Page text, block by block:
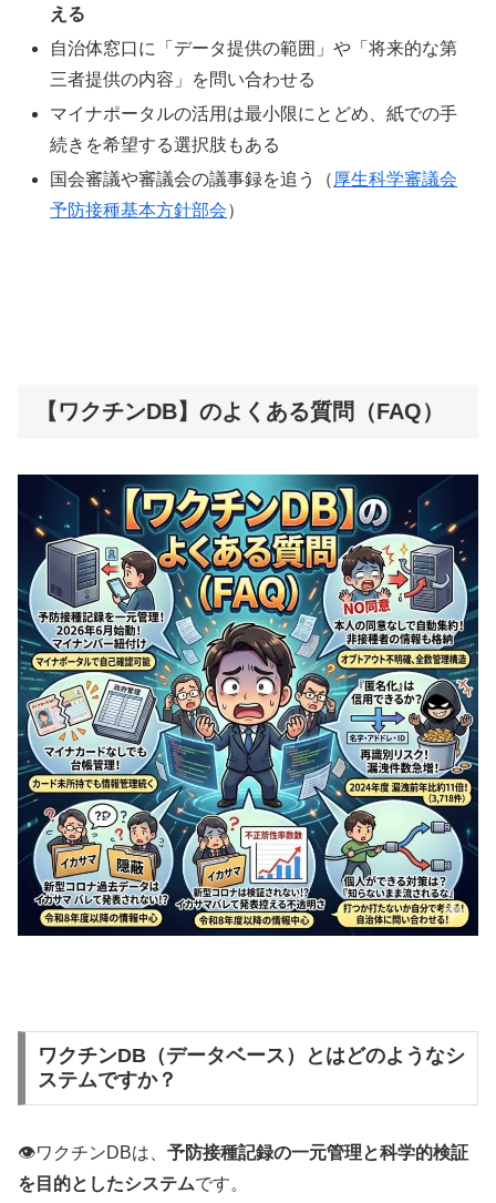
える
自治体窓口に「データ提供の範囲」や「将来的な第
三者提供の内容」を問い合わせる
マイナポータルの活用は最小限にとどめ、紙での手
続きを希望する選択肢もある
国会審議や審議会の議事録を追う（ 厚生科学審議会
予防接種基本方針部会）
【ワクチンDB】のよくある質問（FAQ）
ワクチンDB（データベース）とはどのようなシ
ステムですか？
👁️ワクチンDBは、 予防接種記録の一元管理と科学的検証
を目的としたシステムです。